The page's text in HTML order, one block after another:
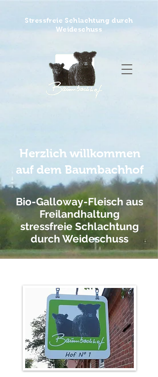
Stressfreie Schlachtung durch
Weideschuss
Herzlich willkommen
auf dem Baumbachhof
Bio-Galloway-Fleisch aus
Freilandhaltung
stressfreie Schlachtung
durch Weideschuss